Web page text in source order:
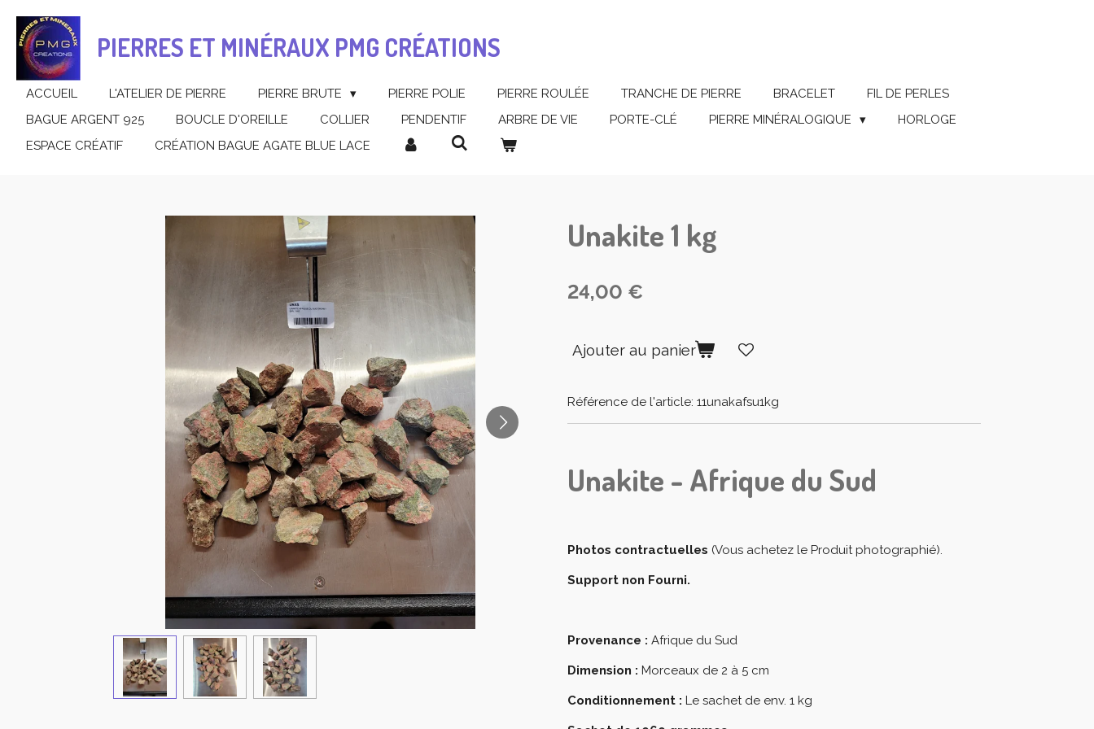
Passer
au
contenu
principal
PIERRES ET MINÉRAUX PMG CRÉATIONS
ACCUEIL L'ATELIER DE PIERRE PIERRE BRUTE PIERRE POLIE PIERRE ROULÉE TRANCHE DE PIERRE BRACELET
FIL DE PERLES
BAGUE ARGENT 925
BOUCLE D'OREILLE COLLIER PENDENTIF ARBRE DE VIE PORTE-CLÉ PIERRE MINÉRALOGIQUE
HORLOGE
ESPACE CRÉATIF
CRÉATION BAGUE AGATE BLUE LACE
Unakite 1 kg
24,00 €
Ajouter au panier
Référence de l'article: 11unakafsu1kg
Unakite - Afrique du Sud
Photos contractuelles (Vous achetez le Produit photographié).
Support non Fourni.
Provenance : Afrique du Sud
Dimension : Morceaux de 2 à 5 cm
Conditionnement : Le sachet de env. 1 kg